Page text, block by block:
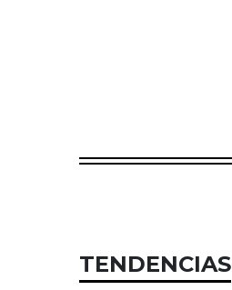
TENDENCIAS